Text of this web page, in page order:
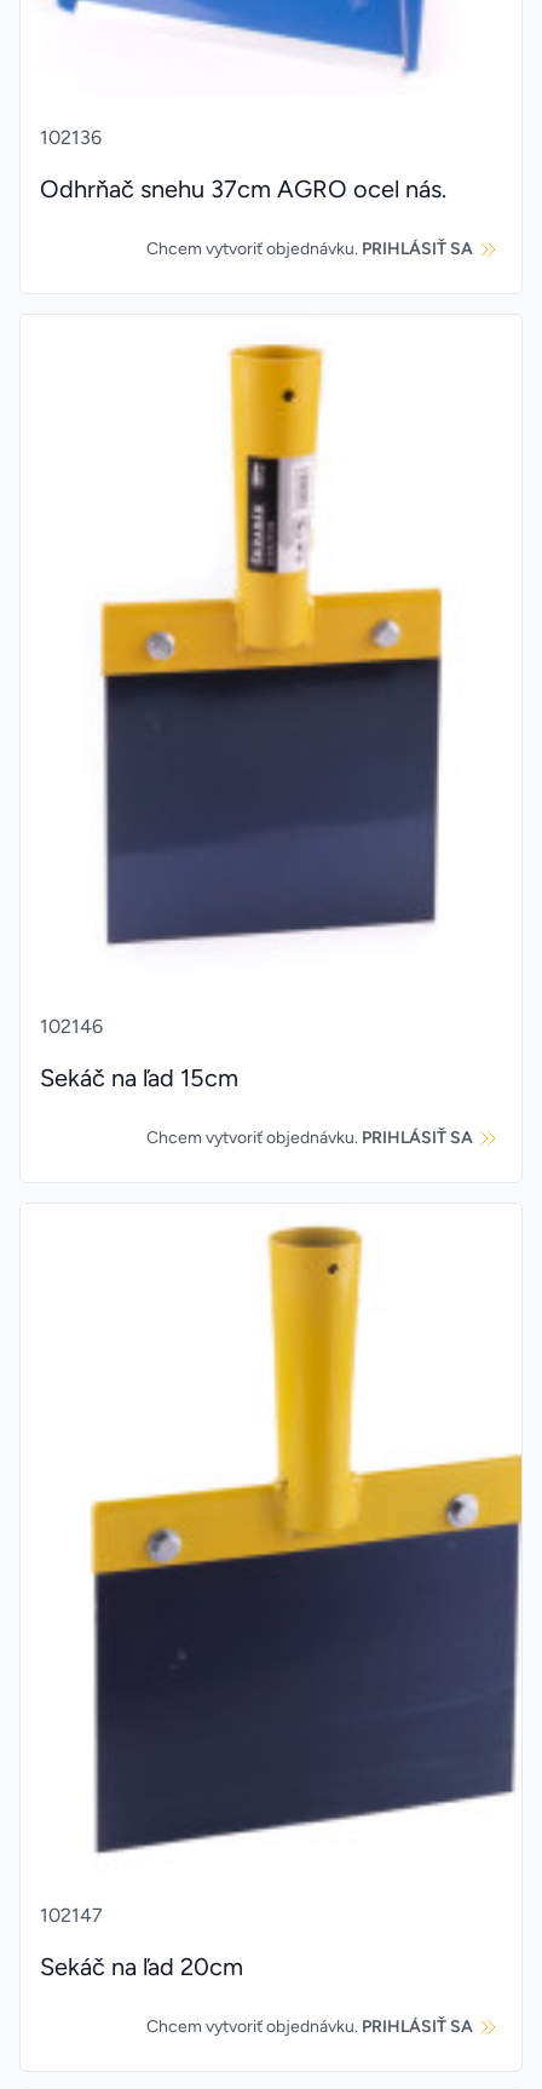
102136
Odhrňač snehu 37cm AGRO ocel nás.
Chcem vytvoriť objednávku. PRIHLÁSIŤ SA
102146
Sekáč na ľad 15cm
Chcem vytvoriť objednávku. PRIHLÁSIŤ SA
102147
Sekáč na ľad 20cm
Chcem vytvoriť objednávku. PRIHLÁSIŤ SA